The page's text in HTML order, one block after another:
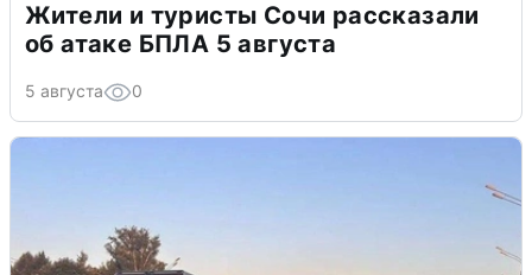
Жители и туристы Сочи рассказали
об атаке БПЛА 5 августа
5 августа 0